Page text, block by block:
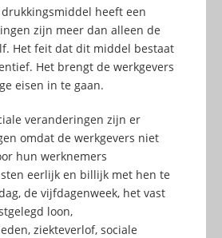
heeft een
zijn meer dan alleen de
Het feit dat dit middel bestaat
Het brengt de werkgevers
eisen in te gaan.
veranderingen zijn er
omdat de werkgevers niet
hun werknemers
eerlijk en billijk met hen te
de vijfdagenweek, het vast
loon,
ziekteverlof, sociale